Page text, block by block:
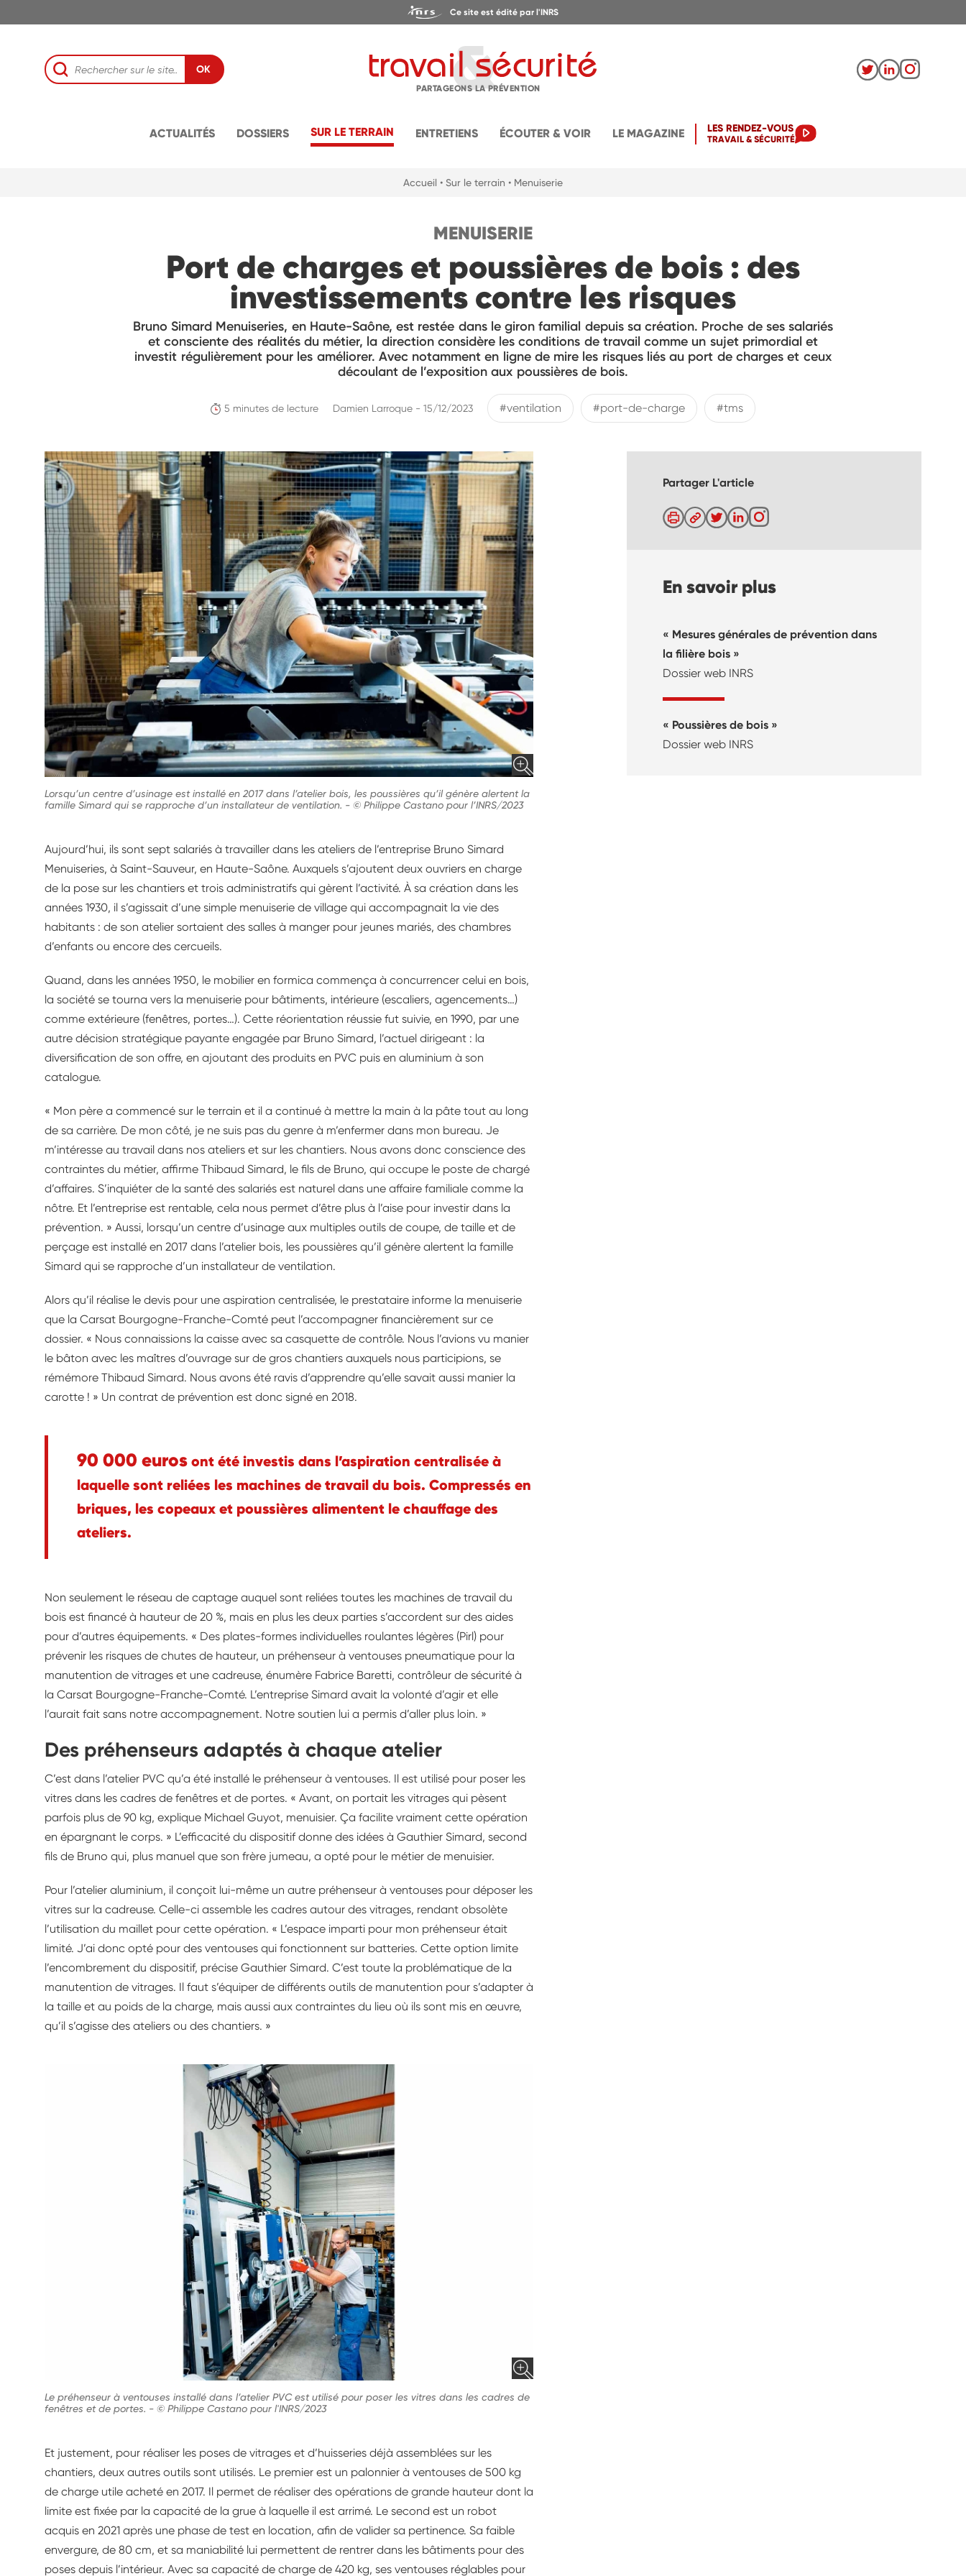
Ce site est édité par l'INRS
OK
PARTAGEONS LA PRÉVENTION
ACTUALITÉS DOSSIERS SUR LE TERRAIN ENTRETIENS ÉCOUTER & VOIR LE MAGAZINE LES RENDEZ-VOUS
TRAVAIL & SÉCURITÉ
Accueil • Sur le terrain • Menuiserie
MENUISERIE
Port de charges et poussières de bois : des
investissements contre les risques
Bruno Simard Menuiseries, en Haute-Saône, est restée dans le giron familial depuis sa création. Proche de ses salariés
et consciente des réalités du métier, la direction considère les conditions de travail comme un sujet primordial et
investit régulièrement pour les améliorer. Avec notamment en ligne de mire les risques liés au port de charges et ceux
découlant de l’exposition aux poussières de bois.
5 minutes de lecture Damien Larroque - 15/12/2023 #ventilation #port-de-charge #tms
Lorsqu’un centre d’usinage est installé en 2017 dans l’atelier bois, les poussières qu’il génère alertent la
famille Simard qui se rapproche d’un installateur de ventilation. - © Philippe Castano pour l’INRS/2023
Aujourd’hui, ils sont sept salariés à travailler dans les ateliers de l’entreprise Bruno Simard
Menuiseries, à Saint-Sauveur, en Haute-Saône. Auxquels s’ajoutent deux ouvriers en charge
de la pose sur les chantiers et trois administratifs qui gèrent l’activité. À sa création dans les
années 1930, il s’agissait d’une simple menuiserie de village qui accompagnait la vie des
habitants : de son atelier sortaient des salles à manger pour jeunes mariés, des chambres
d’enfants ou encore des cercueils.
Quand, dans les années 1950, le mobilier en formica commença à concurrencer celui en bois,
la société se tourna vers la menuiserie pour bâtiments, intérieure (escaliers, agencements…)
comme extérieure (fenêtres, portes…). Cette réorientation réussie fut suivie, en 1990, par une
autre décision stratégique payante engagée par Bruno Simard, l’actuel dirigeant : la
diversification de son offre, en ajoutant des produits en PVC puis en aluminium à son
catalogue.
« Mon père a commencé sur le terrain et il a continué à mettre la main à la pâte tout au long
de sa carrière. De mon côté, je ne suis pas du genre à m’enfermer dans mon bureau. Je
m’intéresse au travail dans nos ateliers et sur les chantiers. Nous avons donc conscience des
contraintes du métier, affirme Thibaud Simard, le fils de Bruno, qui occupe le poste de chargé
d’affaires. S’inquiéter de la santé des salariés est naturel dans une affaire familiale comme la
nôtre. Et l’entreprise est rentable, cela nous permet d’être plus à l’aise pour investir dans la
prévention. » Aussi, lorsqu’un centre d’usinage aux multiples outils de coupe, de taille et de
perçage est installé en 2017 dans l’atelier bois, les poussières qu’il génère alertent la famille
Simard qui se rapproche d’un installateur de ventilation.
Alors qu’il réalise le devis pour une aspiration centralisée, le prestataire informe la menuiserie
que la Carsat Bourgogne-Franche-Comté peut l’accompagner financièrement sur ce
dossier. « Nous connaissions la caisse avec sa casquette de contrôle. Nous l’avions vu manier
le bâton avec les maîtres d’ouvrage sur de gros chantiers auxquels nous participions, se
rémémore Thibaud Simard. Nous avons été ravis d’apprendre qu’elle savait aussi manier la
carotte ! » Un contrat de prévention est donc signé en 2018.
90 000 euros ont été investis dans l’aspiration centralisée à
laquelle sont reliées les machines de travail du bois. Compressés en
briques, les copeaux et poussières alimentent le chauffage des
ateliers.
Non seulement le réseau de captage auquel sont reliées toutes les machines de travail du
bois est financé à hauteur de 20 %, mais en plus les deux parties s’accordent sur des aides
pour d’autres équipements. « Des plates-formes individuelles roulantes légères (Pirl) pour
prévenir les risques de chutes de hauteur, un préhenseur à ventouses pneumatique pour la
manutention de vitrages et une cadreuse, énumère Fabrice Baretti, contrôleur de sécurité à
la Carsat Bourgogne-Franche-Comté. L’entreprise Simard avait la volonté d’agir et elle
l’aurait fait sans notre accompagnement. Notre soutien lui a permis d’aller plus loin. »
Des préhenseurs adaptés à chaque atelier
C’est dans l’atelier PVC qu’a été installé le préhenseur à ventouses. Il est utilisé pour poser les
vitres dans les cadres de fenêtres et de portes. « Avant, on portait les vitrages qui pèsent
parfois plus de 90 kg, explique Michael Guyot, menuisier. Ça facilite vraiment cette opération
en épargnant le corps. » L’efficacité du dispositif donne des idées à Gauthier Simard, second
fils de Bruno qui, plus manuel que son frère jumeau, a opté pour le métier de menuisier.
Pour l’atelier aluminium, il conçoit lui-même un autre préhenseur à ventouses pour déposer les
vitres sur la cadreuse. Celle-ci assemble les cadres autour des vitrages, rendant obsolète
l’utilisation du maillet pour cette opération. « L’espace imparti pour mon préhenseur était
limité. J’ai donc opté pour des ventouses qui fonctionnent sur batteries. Cette option limite
l’encombrement du dispositif, précise Gauthier Simard. C’est toute la problématique de la
manutention de vitrages. Il faut s’équiper de différents outils de manutention pour s’adapter à
la taille et au poids de la charge, mais aussi aux contraintes du lieu où ils sont mis en œuvre,
qu’il s’agisse des ateliers ou des chantiers. »
Le préhenseur à ventouses installé dans l’atelier PVC est utilisé pour poser les vitres dans les cadres de
fenêtres et de portes. - © Philippe Castano pour l'INRS/2023
Et justement, pour réaliser les poses de vitrages et d’huisseries déjà assemblées sur les
chantiers, deux autres outils sont utilisés. Le premier est un palonnier à ventouses de 500 kg
de charge utile acheté en 2017. Il permet de réaliser des opérations de grande hauteur dont la
limite est fixée par la capacité de la grue à laquelle il est arrimé. Le second est un robot
acquis en 2021 après une phase de test en location, afin de valider sa pertinence. Sa faible
envergure, de 80 cm, et sa maniabilité lui permettent de rentrer dans les bâtiments pour des
poses depuis l’intérieur. Avec sa capacité de charge de 420 kg, ses ventouses réglables pour
Partager L'article
En savoir plus
Mesures générales de prévention dans
la filière bois
Dossier web INRS
Poussières de bois
Dossier web INRS